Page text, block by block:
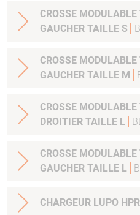
CROSSE
GAUCHER TAILLE S
CROSSE
GAUCHER TAILLE M
CROSSE
DROITIER TAILLE L
CROSSE
GAUCHER TAILLE L
CHARGEUR LUPO